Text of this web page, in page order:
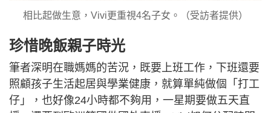
相比起做生意，Vivi更重視4名子女。（受訪者提供）
珍惜晚飯親子時光
筆者深明在職媽媽的苦況，既要上班工作，下班還要
照顧孩子生活起居與學業健康，就算單純做個「打工
仔」，也好像24小時都不夠用，一星期要做五天直